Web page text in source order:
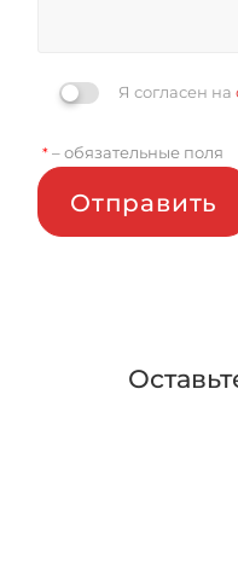
Я согласен на
Отправить
* – обязательные поля